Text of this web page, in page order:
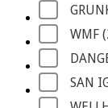
WMF
SAN